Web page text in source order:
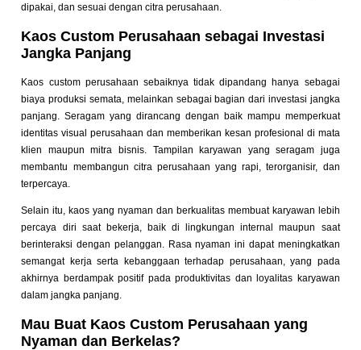
dipakai, dan sesuai dengan citra perusahaan.
Kaos Custom Perusahaan sebagai Investasi
Jangka Panjang
Kaos custom perusahaan sebaiknya tidak dipandang hanya sebagai
biaya produksi semata, melainkan sebagai bagian dari investasi jangka
panjang. Seragam yang dirancang dengan baik mampu memperkuat
identitas visual perusahaan dan memberikan kesan profesional di mata
klien maupun mitra bisnis. Tampilan karyawan yang seragam juga
membantu membangun citra perusahaan yang rapi, terorganisir, dan
terpercaya.
Selain itu, kaos yang nyaman dan berkualitas membuat karyawan lebih
percaya diri saat bekerja, baik di lingkungan internal maupun saat
berinteraksi dengan pelanggan. Rasa nyaman ini dapat meningkatkan
semangat kerja serta kebanggaan terhadap perusahaan, yang pada
akhirnya berdampak positif pada produktivitas dan loyalitas karyawan
dalam jangka panjang.
Mau Buat Kaos Custom Perusahaan yang
Nyaman dan Berkelas?